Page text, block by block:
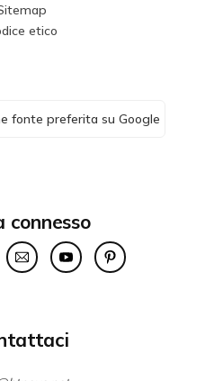
etico
fonte preferita su Google
connesso